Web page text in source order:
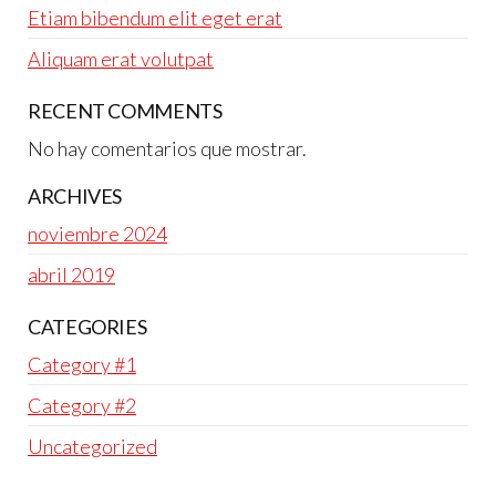
Etiam bibendum elit eget erat
Aliquam erat volutpat
RECENT COMMENTS
No hay comentarios que mostrar.
ARCHIVES
noviembre 2024
abril 2019
CATEGORIES
Category #1
Category #2
Uncategorized